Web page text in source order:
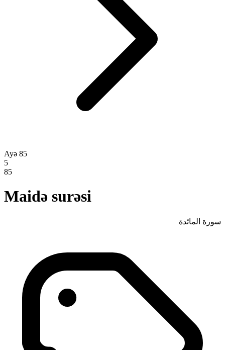
Ayə 85
5
85
Maidə surəsi
سورة المائدة